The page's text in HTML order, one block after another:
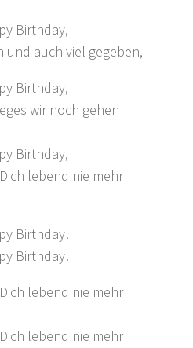
Birthday,
und auch viel gegeben,
Birthday,
wir noch gehen
Birthday,
lebend nie mehr
Birthday!
Birthday!
lebend nie mehr
lebend nie mehr